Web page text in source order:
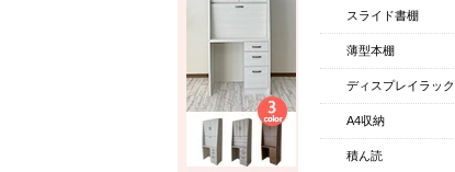
スライド書棚
薄型本棚
ディスプレイラック
A4収納
積ん読